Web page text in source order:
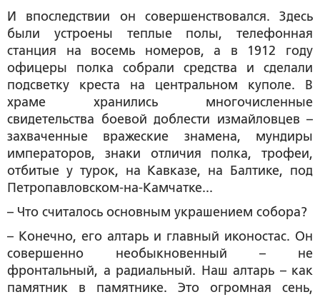
И впоследствии он совершенствовался. Здесь
были устроены теплые полы, телефонная
станция на восемь номеров, а в 1912 году
офицеры полка собрали средства и сделали
подсветку креста на центральном куполе. В
храме хранились многочисленные
свидетельства боевой доблести измайловцев –
захваченные вражеские знамена, мундиры
императоров, знаки отличия полка, трофеи,
отбитые у турок, на Кавказе, на Балтике, под
Петропавловском-на-Камчатке...
– Что считалось основным украшением собора?
– Конечно, его алтарь и главный иконостас. Он
совершенно необыкновенный – не
фронтальный, а радиальный. Наш алтарь – как
памятник в памятнике. Это огромная сень,